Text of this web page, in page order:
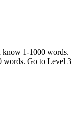
1-1000 words.
words. Go to Level 3